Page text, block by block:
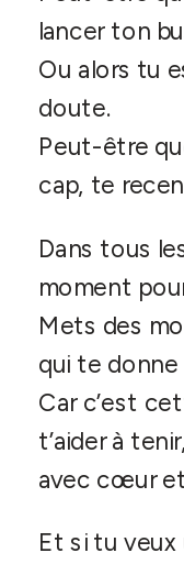
lancer ton
Ou alors tu
doute.
Peut-être
cap, te
Dans tous
moment
Mets des
qui te
Car c’est
t’aider à
avec cœur
Et si tu